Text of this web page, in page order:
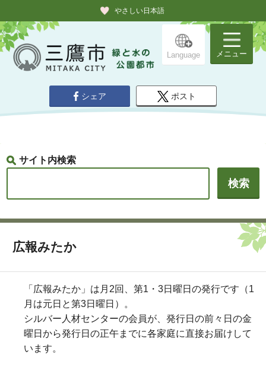
やさしい日本語
Language メニュー
シェア ポスト
サイト内検索
広報みたか
「広報みたか」は月2回、第1・3日曜日の発行です（1
月は元日と第3日曜日）。
シルバー人材センターの会員が、発行日の前々日の金
曜日から発行日の正午までに各家庭に直接お届けして
います。